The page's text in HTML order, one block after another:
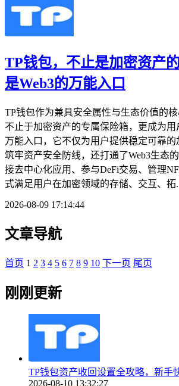
TP钱包，不止是加密资产
是Web3的万能入口
TP钱包作为兼具安全属性与生态价值的
不止于加密资产的专属保险箱，更成为用
万能入口，它不仅为用户提供稳定可靠的
筑牢资产安全防线，还打通了Web3生态
接去中心化应用、参与DeFi交易、管理
式满足用户在加密领域的存储、交互、拓
2026-08-09 17:14:44
文章导航
首页 1 2 3 4 5 6 7 8 9 10 下一页 尾页
刚刚更新
TP钱包资产收回设置全攻略，新手
2026-08-10 13:32:27